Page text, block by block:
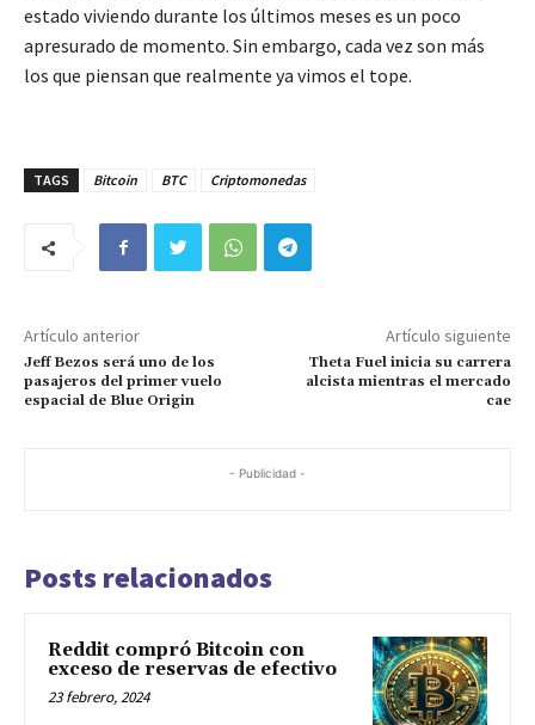
estado viviendo durante los últimos meses es un poco
apresurado de momento. Sin embargo, cada vez son más
los que piensan que realmente ya vimos el tope.
TAGS Bitcoin BTC Criptomonedas
Artículo anterior
Jeff Bezos será uno de los
pasajeros del primer vuelo
espacial de Blue Origin
Artículo siguiente
Theta Fuel inicia su carrera
alcista mientras el mercado
cae
- Publicidad -
Posts relacionados
Reddit compró Bitcoin con
exceso de reservas de efectivo
23 febrero, 2024